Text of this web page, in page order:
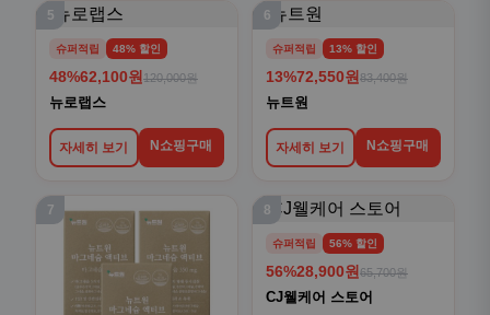
5
슈퍼적립 48% 할인
48%62,100원 120,000원
뉴로랩스
자세히 보기 N쇼핑구매
6
슈퍼적립 13% 할인
13%72,550원 83,400원
뉴트원
자세히 보기 N쇼핑구매
7 8
슈퍼적립 56% 할인
56%28,900원 65,700원
CJ웰케어 스토어